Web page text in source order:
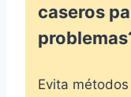
caseros
Evita